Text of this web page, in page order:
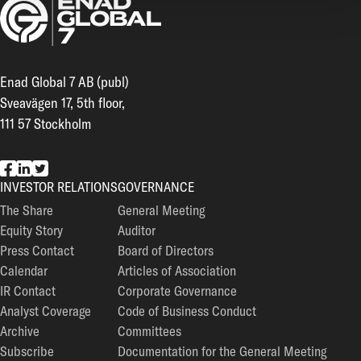
Enad Global 7 AB (publ)
Sveavägen 17, 5th floor,
111 57 Stockholm
EG7 on Facebook
EG7 on LinkedIn
EG7 on Twitter
INVESTOR RELATIONS
The Share
Equity Story
Press Contact
Calendar
IR Contact
Analyst Coverage
Archive
Subscribe
GOVERNANCE
General Meeting
Auditor
Board of Directors
Articles of Association
Corporate Governance
Code of Business Conduct
Committees
Documentation for the General Meeting